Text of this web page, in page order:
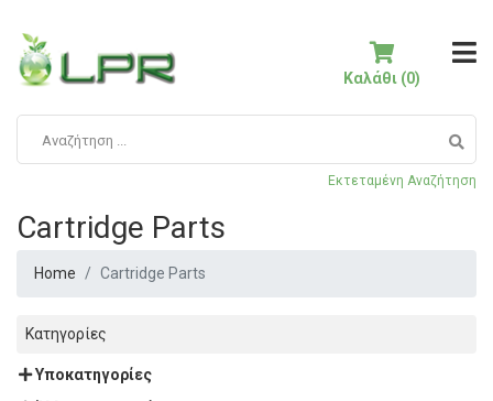
Εκτεταμένη Αναζήτηση
Καλάθι (0)
Cartridge Parts
Home Cartridge Parts
Κατηγορίες
Υποκατηγορίες